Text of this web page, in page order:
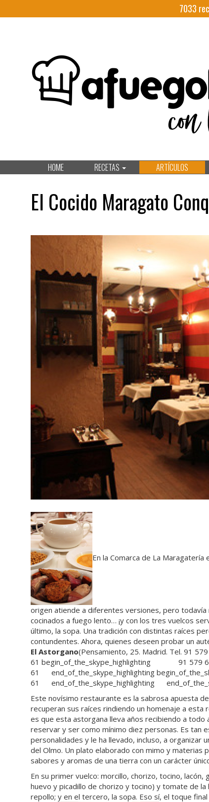
7033
HOME RECETAS ARTÍCULOS
El Cocido Maragato
En la Comarca de La
origen atiende a diferentes versiones, pero
cocinados a fuego lento… ¡y con los tres vuelcos
último, la sopa. Una tradición con distintas raíces
contundentes. Ahora, quienes deseen probar un
El Astorgano(Pensamiento, 25. Madrid. Tel. 91 579
61 begin_of_the_skype_highlighting
91 579
61
end_of_the_skype_highlighting
61
end_of_the_skype_highlighting
Este novísimo restaurante es la sabrosa apuesta
recuperan sus raíces rindiendo un homenaje a
es que esta astorgana lleva años recibiendo a todo
reservar y ser como mínimo diez personas. Es tan
personalidades y le ha llevado, incluso, a organizar
del Olmo. Un plato elaborado con mimo y materias
sabores y aromas de una tierra con un carácter
En su primer vuelco: morcillo, chorizo, tocino,
huevo y picadillo de chorizo y tocino) y tomate de
repollo; y en el tercero, la sopa. Eso sí, el toque